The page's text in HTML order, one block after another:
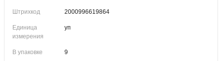
Штрихкод 2000996619864
Единица
измерения
уп
В упаковке 9